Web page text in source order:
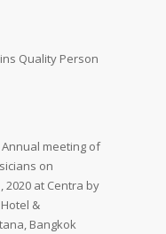
Quality Person
meeting of
on
2020 at Centra by
&
Bangkok